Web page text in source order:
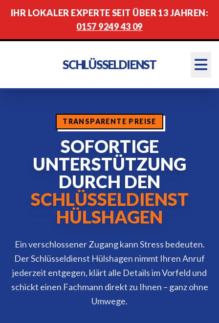
IHR LOKALER EXPERTE SEIT ÜBER 13 JAHREN:
0157 9249 43 09
SCHLÜSSELDIENST
TRANSPARENTE PREISE
SOFORTIGE
UNTERSTÜTZUNG
DURCH DEN
SCHLÜSSELDIENST
HÜLSHAGEN
Ein verschlossener Zugang kann Stress bedeuten.
Der Schlüsseldienst Hülshagen nimmt Ihren Anruf
jederzeit entgegen, klärt alle Details im Vorfeld und
schickt einen Fachmann direkt zu Ihnen – ganz ohne
Umwege.